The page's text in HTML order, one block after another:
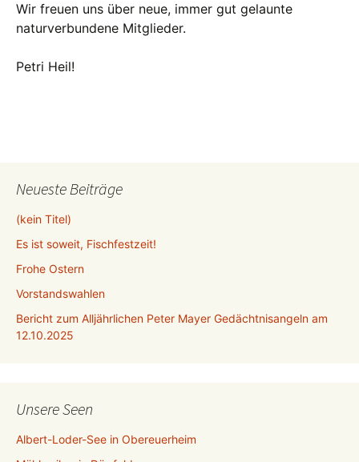
Wir freuen uns über neue, immer gut gelaunte
naturverbundene Mitglieder.
Petri Heil!
Neueste Beiträge
(kein Titel)
Es ist soweit, Fischfestzeit!
Frohe Ostern
Vorstandswahlen
Bericht zum Alljährlichen Peter Mayer Gedächtnisangeln am
12.10.2025
Unsere Seen
Albert-Loder-See in Obereuerheim